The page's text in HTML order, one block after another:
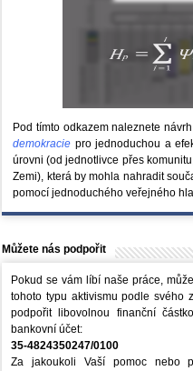
Pod tímto odkazem naleznete
demokracie pro jednoduchou a
úrovni (od jednotlivce přes
Zemi), která by mohla nahradit
pomocí jednoduchého veřejného
Můžete nás podpořit
Pokud se vám líbí naše práce,
tohoto typu aktivismu podle svého
podpořit libovolnou finanční
bankovní účet:
35-4824350247/0100
Za jakoukoli Vaší pomoc nebo